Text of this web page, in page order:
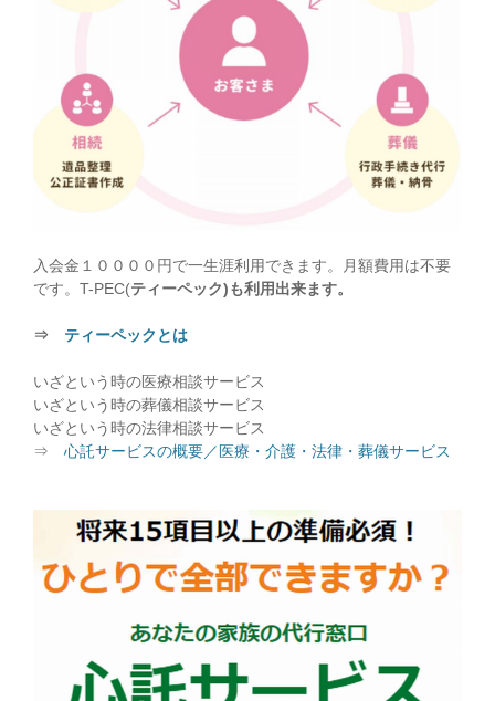
入会金１００００円で一生涯利用できます。月額費用は不要
です。T-PEC(ティーペック)も利用出来ます。
⇒ ティーペックとは
いざという時の医療相談サービス
いざという時の葬儀相談サービス
いざという時の法律相談サービス
⇒ 心託サービスの概要／医療・介護・法律・葬儀サービス